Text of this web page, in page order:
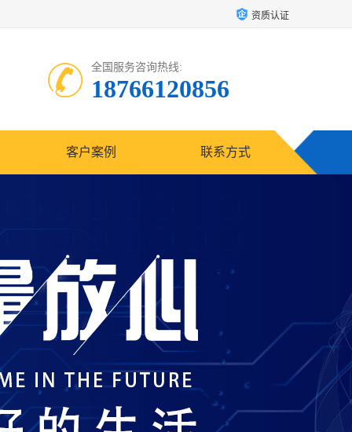
资质认证
全国服务咨询热线:
18766120856
客户案例 联系方式